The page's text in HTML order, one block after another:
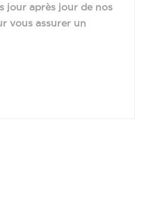
jour après jour de nos
vous assurer un